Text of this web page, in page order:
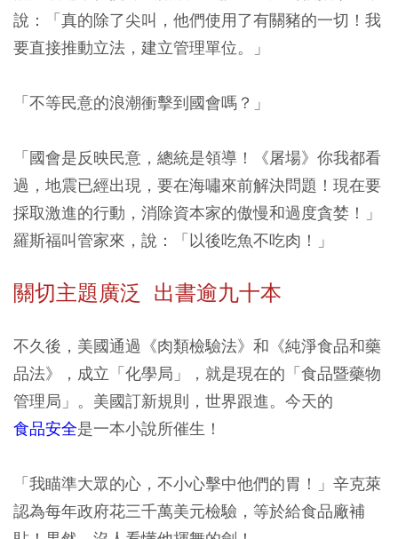
說：「真的除了尖叫，他們使用了有關豬的一切！我
要直接推動立法，建立管理單位。」
「不等民意的浪潮衝擊到國會嗎？」
「國會是反映民意，總統是領導！《屠場》你我都看
過，地震已經出現，要在海嘯來前解決問題！現在要
採取激進的行動，消除資本家的傲慢和過度貪婪！」
羅斯福叫管家來，說：「以後吃魚不吃肉！」
關切主題廣泛 出書逾九十本
不久後，美國通過《肉類檢驗法》和《純淨食品和藥
品法》，成立「化學局」，就是現在的「食品暨藥物
管理局」。美國訂新規則，世界跟進。今天的
食品安全是一本小說所催生！
「我瞄準大眾的心，不小心擊中他們的胃！」辛克萊
認為每年政府花三千萬美元檢驗，等於給食品廠補